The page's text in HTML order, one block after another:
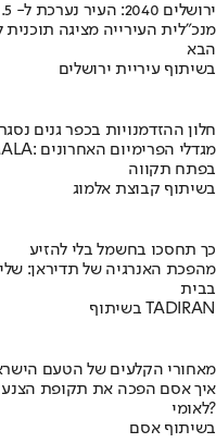
ירושלים 2040: העיר נערכת ל- 1.5 מליון תושבים
מנכ"לית העירייה מציגה
הבא
בשיתוף עיריית ירושלים
חלון ההזדמנויות בכפר גנים נסגר
בפתח תקווה
בשיתוף קבוצת אלמוג
כך תחסכו בחשמל בלי להזיע
מהפכת האנרגיה של תדיראן:
בבית
בשיתוף TADIRAN
מאחורי הקלעים של הטעם
לאומי?
בשיתוף אסם